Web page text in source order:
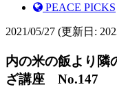
PEACE PICKS
2021/05/27 (更新日:
内の米の飯より
ざ講座 No.147